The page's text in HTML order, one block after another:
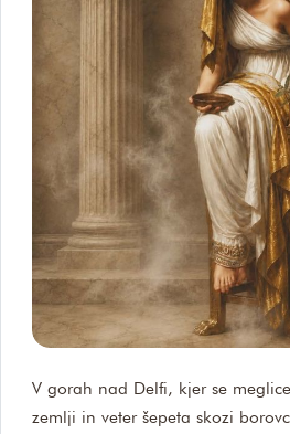
V gorah nad Delfi, kjer se
zemlji in veter šepeta skozi